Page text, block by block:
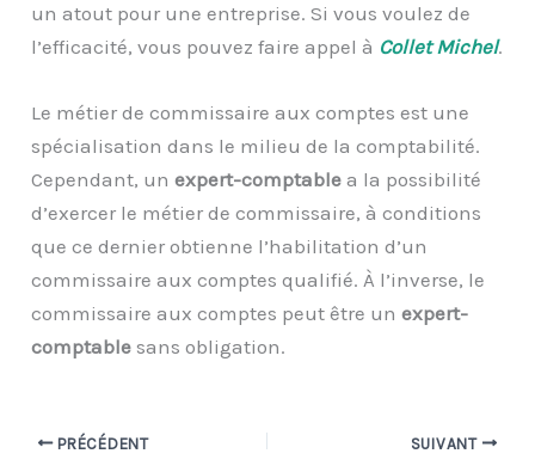
un atout pour une entreprise. Si vous voulez de
l’efficacité, vous pouvez faire appel à Collet Michel.
Le métier de commissaire aux comptes est une
spécialisation dans le milieu de la comptabilité.
Cependant, unexpert-comptablea la possibilité
d’exercer le métier de commissaire, à conditions
que ce dernier obtienne l’habilitation d’un
commissaire aux comptes qualifié. À l’inverse, le
commissaire aux comptes peut être unexpert-
comptable sans obligation.
PRÉCÉDENT SUIVANT